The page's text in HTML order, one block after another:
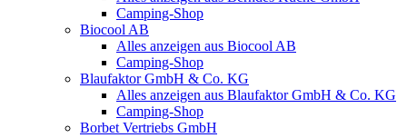
Camping-Shop
Biocool AB
Alles anzeigen aus Biocool AB
Camping-Shop
Blaufaktor GmbH & Co. KG
Alles anzeigen aus Blaufaktor GmbH & Co. KG
Camping-Shop
Borbet Vertriebs GmbH